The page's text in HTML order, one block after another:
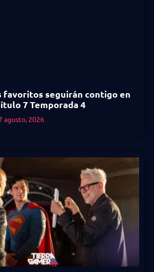
favoritos seguirán contigo en
7 Temporada 4
agosto, 2026